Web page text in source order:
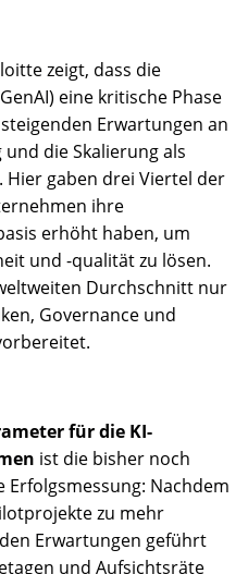
zeigt, dass die
eine kritische Phase
Erwartungen an
die Skalierung als
gaben drei Viertel der
ihre
erhöht haben, um
und -qualität zu lösen.
Durchschnitt nur
Governance und
für die KI-
ist die bisher noch
Nachdem
zu mehr
Erwartungen geführt
und Aufsichtsräte